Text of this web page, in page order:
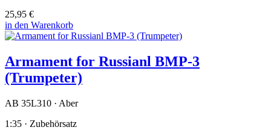
25,95 €
in den Warenkorb
Armament for Russianl BMP-3
(Trumpeter)
AB 35L310 · Aber
1:35 · Zubehörsatz